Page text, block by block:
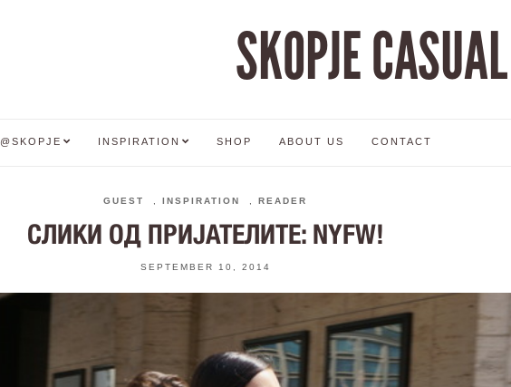
SKOPJE CASUAL
@SKOPJE INSPIRATION SHOP ABOUT US CONTACT
GUEST ,INSPIRATION ,READER
СЛИКИ ОД ПРИЈАТЕЛИТЕ: NYFW!
SEPTEMBER 10, 2014